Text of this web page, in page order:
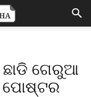
ଗେରୁଆ
ପୋଷ୍ଟର